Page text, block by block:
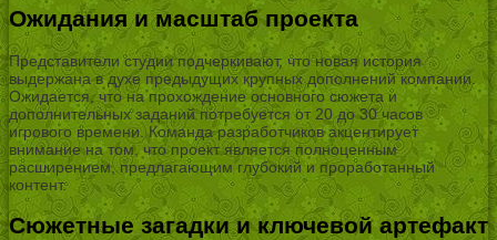
Ожидания и масштаб проекта
Представители студии подчеркивают, что новая история
выдержана в духе предыдущих крупных дополнений компании.
Ожидается, что на прохождение основного сюжета и
дополнительных заданий потребуется от 20 до 30 часов
игрового времени. Команда разработчиков акцентирует
внимание на том, что проект является полноценным
расширением, предлагающим глубокий и проработанный
контент.
Сюжетные загадки и ключевой артефакт